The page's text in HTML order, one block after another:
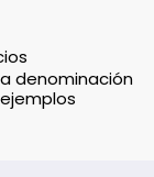
denominación